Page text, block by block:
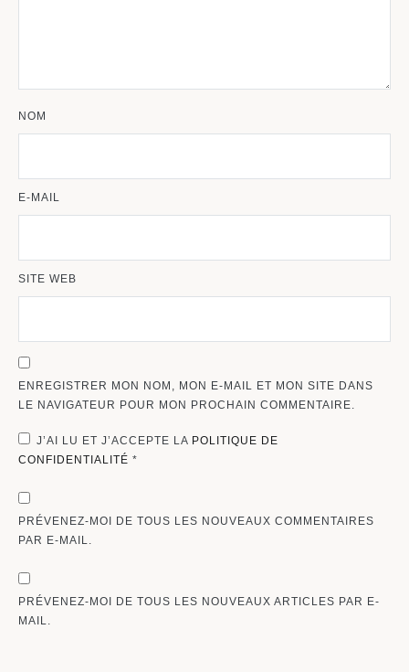
NOM
E-MAIL
SITE WEB
ENREGISTRER MON NOM, MON E-MAIL ET MON SITE DANS
LE NAVIGATEUR POUR MON PROCHAIN COMMENTAIRE.
J’AI LU ET J’ACCEPTE LA POLITIQUE DE
CONFIDENTIALITÉ *
PRÉVENEZ-MOI DE TOUS LES NOUVEAUX COMMENTAIRES
PAR E-MAIL.
PRÉVENEZ-MOI DE TOUS LES NOUVEAUX ARTICLES PAR E-
MAIL.